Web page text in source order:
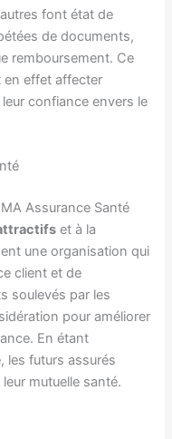
font état de
de documents,
remboursement. Ce
en effet affecter
confiance envers le
Assurance Santé
et à la
une organisation qui
client et de
soulevés par les
pour améliorer
En étant
les futurs assurés
mutuelle santé.